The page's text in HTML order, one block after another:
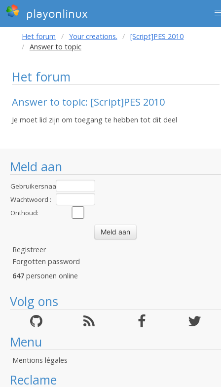
playonlinux
Meld aan
Gebruikersnaam
:Wachtwoord :
Onthoud:
Registreer
Forgotten password
647 personen online
Volg ons
Menu
Mentions légales
Reclame
Het forum Your creations.
[Script]PES 2010
Answer to topic
Het forum
Answer to topic: [Script]PES 2010
Je moet lid zijn om toegang te hebben tot dit deel